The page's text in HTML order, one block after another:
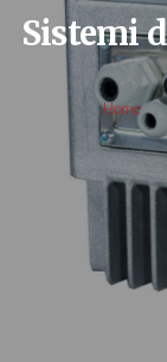
Sistemi
Home